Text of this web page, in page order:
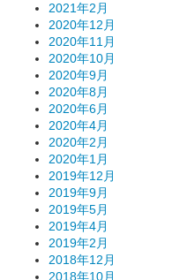
2021年2月
2020年12月
2020年11月
2020年10月
2020年9月
2020年8月
2020年6月
2020年4月
2020年2月
2020年1月
2019年12月
2019年9月
2019年5月
2019年4月
2019年2月
2018年12月
2018年10月